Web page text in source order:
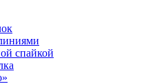
спайкой